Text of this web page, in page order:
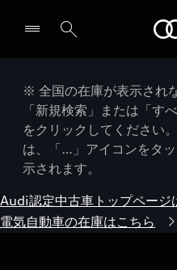
※ 全国の在庫が表示され
「新規検索」または「す
をクリックしてください
は、「…」アイコンをタ
示されます。
Audi認定中古車トップページ
電気自動車の在庫はこちら